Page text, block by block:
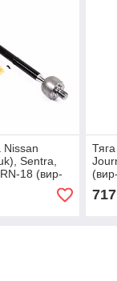
Nissan
Sentra,
18 (вир-
717